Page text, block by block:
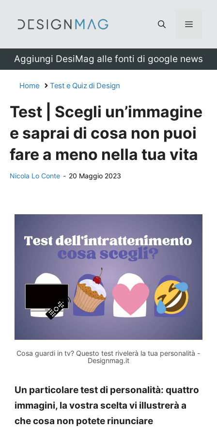
Menu
Aggiungi DesiMag alle fonti di google news
Home Test e Quiz di Design
Test | Scegli un’immagine
e saprai di cosa non puoi
fare a meno nella tua vita
Nicola Lo Conte - 20 Maggio 2023
Cosa guardi in tv? Questo test rivelerà la tua personalità -
Designmag.it
Un particolare test di personalità: quattro
immagini, la vostra scelta vi illustrerà a
che cosa non potete rinunciare